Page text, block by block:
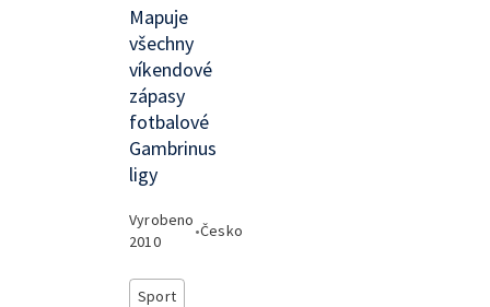
Mapuje
všechny
víkendové
zápasy
fotbalové
Gambrinus
ligy
Vyrobeno
2010
•Česko
Sport